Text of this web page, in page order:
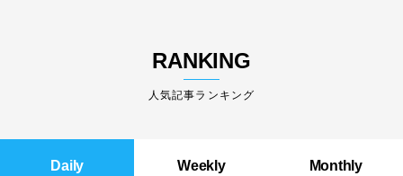
RANKING
人気記事ランキング
Daily Weekly Monthly